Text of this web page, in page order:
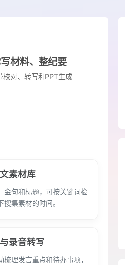
材料、整纪要
校对、转写和PPT生成
素材库
金句和标题，可按关键词检
搜集素材的时间。
录音转写
理发言重点和待办事项，